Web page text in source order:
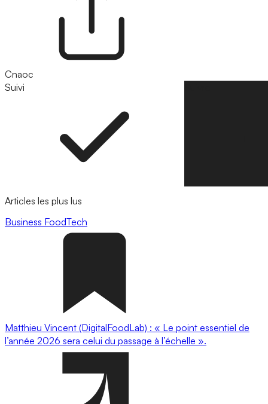
Cnaoc
Suivi
Articles les plus lus
Business FoodTech
Matthieu Vincent (DigitalFoodLab) : « Le point essentiel de
l’année 2026 sera celui du passage à l’échelle ».